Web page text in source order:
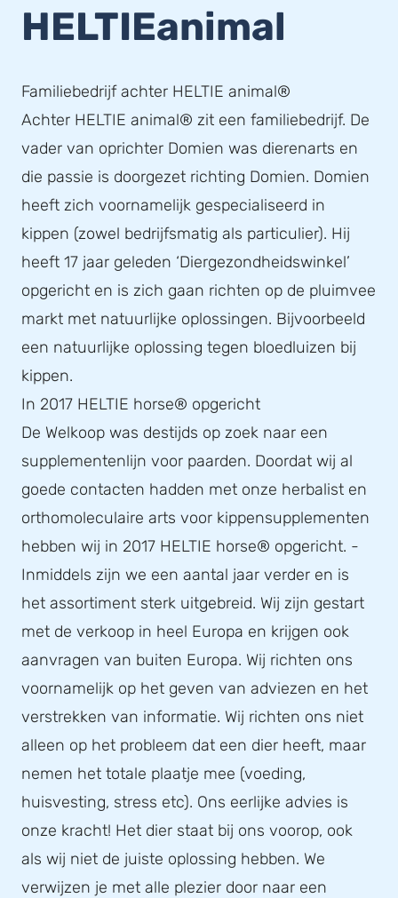
HELTIEanimal
Familiebedrijf achter HELTIE animal®
Achter HELTIE animal® zit een familiebedrijf. De
vader van oprichter Domien was dierenarts en
die passie is doorgezet richting Domien. Domien
heeft zich voornamelijk gespecialiseerd in
kippen (zowel bedrijfsmatig als particulier). Hij
heeft 17 jaar geleden ‘Diergezondheidswinkel’
opgericht en is zich gaan richten op de pluimvee
markt met natuurlijke oplossingen. Bijvoorbeeld
een natuurlijke oplossing tegen bloedluizen bij
kippen.
In 2017 HELTIE horse® opgericht
De Welkoop was destijds op zoek naar een
supplementenlijn voor paarden. Doordat wij al
goede contacten hadden met onze herbalist en
orthomoleculaire arts voor kippensupplementen
hebben wij in 2017 HELTIE horse® opgericht. -
Inmiddels zijn we een aantal jaar verder en is
het assortiment sterk uitgebreid. Wij zijn gestart
met de verkoop in heel Europa en krijgen ook
aanvragen van buiten Europa. Wij richten ons
voornamelijk op het geven van adviezen en het
verstrekken van informatie. Wij richten ons niet
alleen op het probleem dat een dier heeft, maar
nemen het totale plaatje mee (voeding,
huisvesting, stress etc). Ons eerlijke advies is
onze kracht! Het dier staat bij ons voorop, ook
als wij niet de juiste oplossing hebben. We
verwijzen je met alle plezier door naar een